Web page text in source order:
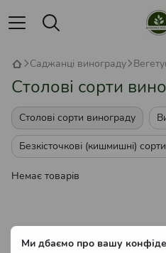
Ми дбаємо про вашу
Саджанці винограду
Столові сорти
Столові сорти винограду
Безкісточкові (кишмишні)
Немає товарів